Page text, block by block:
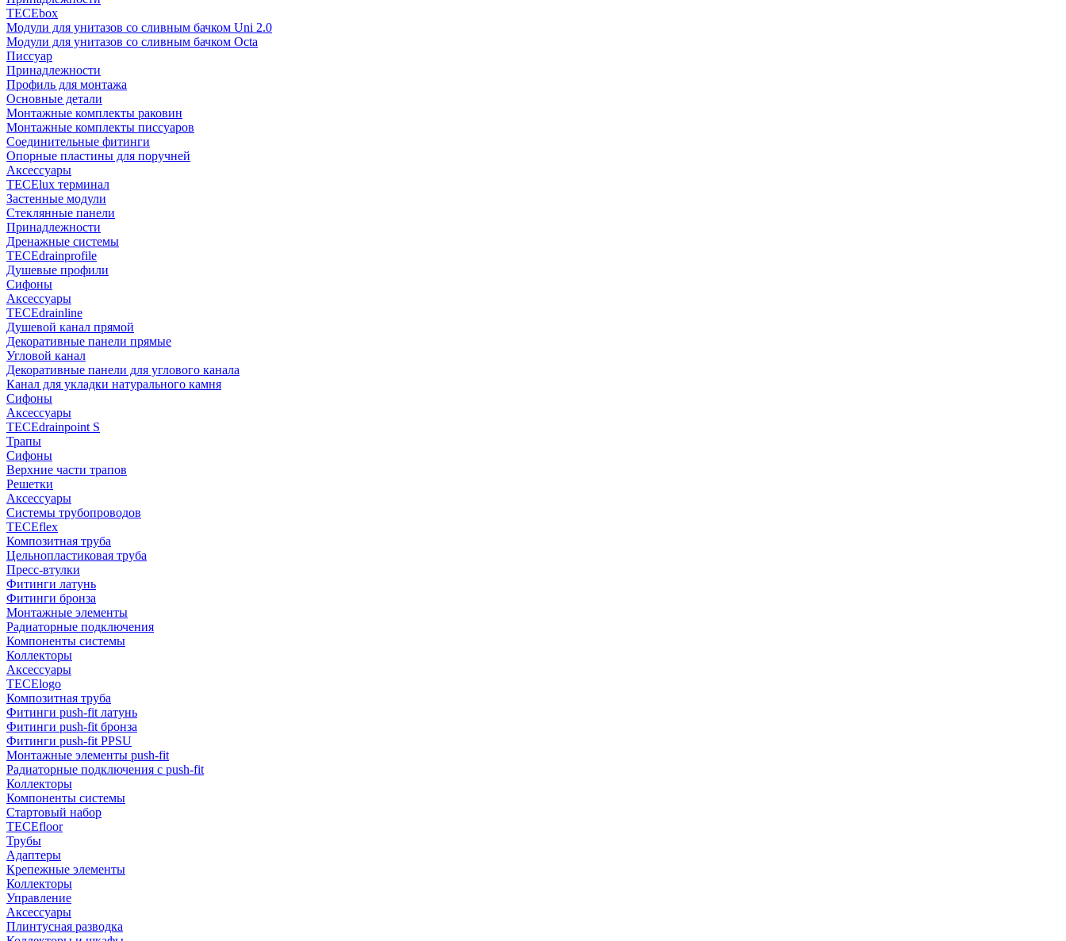
TECEbox
Модули для унитазов со сливным бачком Uni 2.0
Модули для унитазов со сливным бачком Octa
Писсуар
Принадлежности
Профиль для монтажа
Основные детали
Монтажные комплекты раковин
Монтажные комплекты писсуаров
Соединительные фитинги
Опорные пластины для поручней
Аксессуары
TECElux терминал
Застенные модули
Стеклянные панели
Принадлежности
Дренажные системы
TECEdrainprofile
Душевые профили
Сифоны
Аксессуары
TECEdrainline
Душевой канал прямой
Декоративные панели прямые
Угловой канал
Декоративные панели для углового канала
Канал для укладки натурального камня
Сифоны
Аксессуары
TECEdrainpoint S
Трапы
Сифоны
Верхние части трапов
Решетки
Аксессуары
Системы трубопроводов
TECEflex
Композитная труба
Цельнопластиковая труба
Пресс-втулки
Фитинги латунь
Фитинги бронза
Монтажные элементы
Радиаторные подключения
Компоненты системы
Коллекторы
Аксессуары
TECElogo
Композитная труба
Фитинги push-fit латунь
Фитинги push-fit бронза
Фитинги push-fit PPSU
Монтажные элементы push-fit
Радиаторные подключения с push-fit
Коллекторы
Компоненты системы
Стартовый набор
TECEfloor
Трубы
Адаптеры
Крепежные элементы
Коллекторы
Управление
Аксессуары
Плинтусная разводка